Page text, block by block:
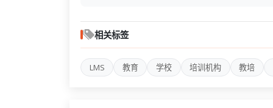
instructors.html
相关标签
LMS 教育 学校 培训机构 教培